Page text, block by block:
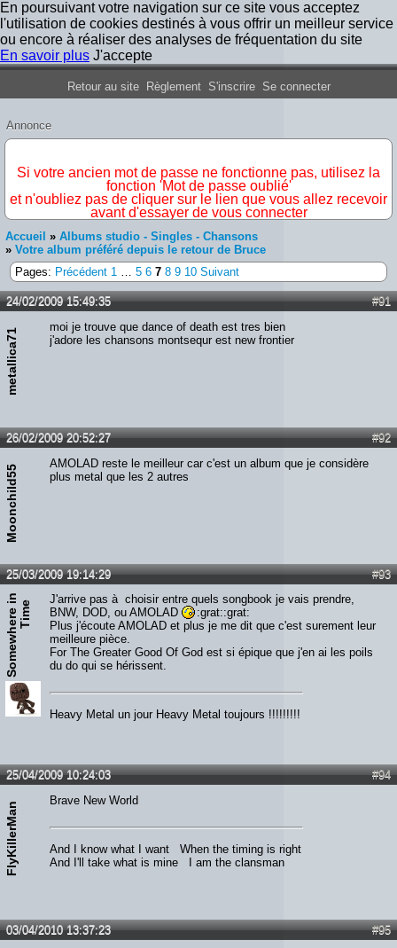
En poursuivant votre navigation sur ce site vous acceptez
l'utilisation de cookies destinés à vous offrir un meilleur service
ou encore à réaliser des analyses de fréquentation du site
En savoir plus J'accepte
Forum Iron Maiden France
Retour au site Règlement S'inscrire Se connecter
Annonce
Si votre ancien mot de passe ne fonctionne pas, utilisez la
fonction 'Mot de passe oublié'
et n'oubliez pas de cliquer sur le lien que vous allez recevoir
avant d'essayer de vous connecter
Accueil » Albums studio - Singles - Chansons
» Votre album préféré depuis le retour de Bruce
Pages: Précédent 1 … 5 6 7 8 9 10 Suivant
#91
24/02/2009 15:49:35
metallica71
moi je trouve que dance of death est tres bien
j'adore les chansons montsequr est new frontier
#92
26/02/2009 20:52:27
Moonchild55
AMOLAD reste le meilleur car c'est un album que je considère
plus metal que les 2 autres
#93
25/03/2009 19:14:29
S
o
m
e
w
h
e
r
ei
n
T
i
me
J'arrive pas à choisir entre quels songbook je vais prendre,
BNW, DOD, ou AMOLAD
:grat::grat:
Plus j'écoute AMOLAD et plus je me dit que c'est surement leur
meilleure pièce.
For The Greater Good Of God est si épique que j'en ai les poils
du do qui se hérissent.
Heavy Metal un jour Heavy Metal toujours !!!!!!!!!
#94
25/04/2009 10:24:03
FlyKillerMan
Brave New World
And I know what I want When the timing is right
And I'll take what is mine I am the clansman
#95
03/04/2010 13:37:23